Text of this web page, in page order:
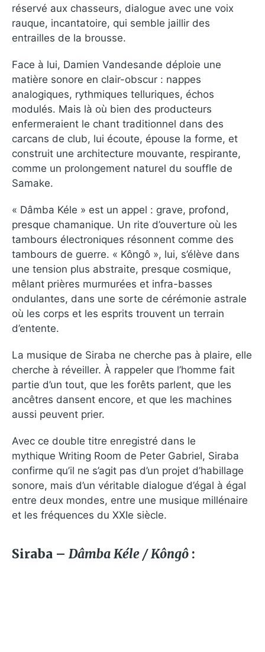
réservé aux chasseurs, dialogue avec une voix
rauque, incantatoire, qui semble jaillir des
entrailles de la brousse.
Face à lui, Damien Vandesande déploie une
matière sonore en clair-obscur : nappes
analogiques, rythmiques telluriques, échos
modulés. Mais là où bien des producteurs
enfermeraient le chant traditionnel dans des
carcans de club, lui écoute, épouse la forme, et
construit une architecture mouvante, respirante,
comme un prolongement naturel du souffle de
Samake.
« Dâmba Kéle » est un appel : grave, profond,
presque chamanique. Un rite d’ouverture où les
tambours électroniques résonnent comme des
tambours de guerre. « Kôngô », lui, s’élève dans
une tension plus abstraite, presque cosmique,
mêlant prières murmurées et infra-basses
ondulantes, dans une sorte de cérémonie astrale
où les corps et les esprits trouvent un terrain
d’entente.
La musique de Siraba ne cherche pas à plaire, elle
cherche à réveiller. À rappeler que l’homme fait
partie d’un tout, que les forêts parlent, que les
ancêtres dansent encore, et que les machines
aussi peuvent prier.
Avec ce double titre enregistré dans le
mythique Writing Room de Peter Gabriel, Siraba
confirme qu’il ne s’agit pas d’un projet d’habillage
sonore, mais d’un véritable dialogue d’égal à égal
entre deux mondes, entre une musique millénaire
et les fréquences du XXIe siècle.
Siraba –Dâmba Kéle / Kôngô :